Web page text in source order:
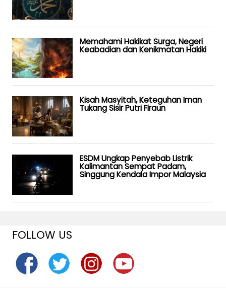
Memahami Hakikat Surga, Negeri
Keabadian dan Kenikmatan Hakiki
Kisah Masyitah, Keteguhan Iman
Tukang Sisir Putri Firaun
ESDM Ungkap Penyebab Listrik
Kalimantan Sempat Padam,
Singgung Kendala Impor Malaysia
FOLLOW US